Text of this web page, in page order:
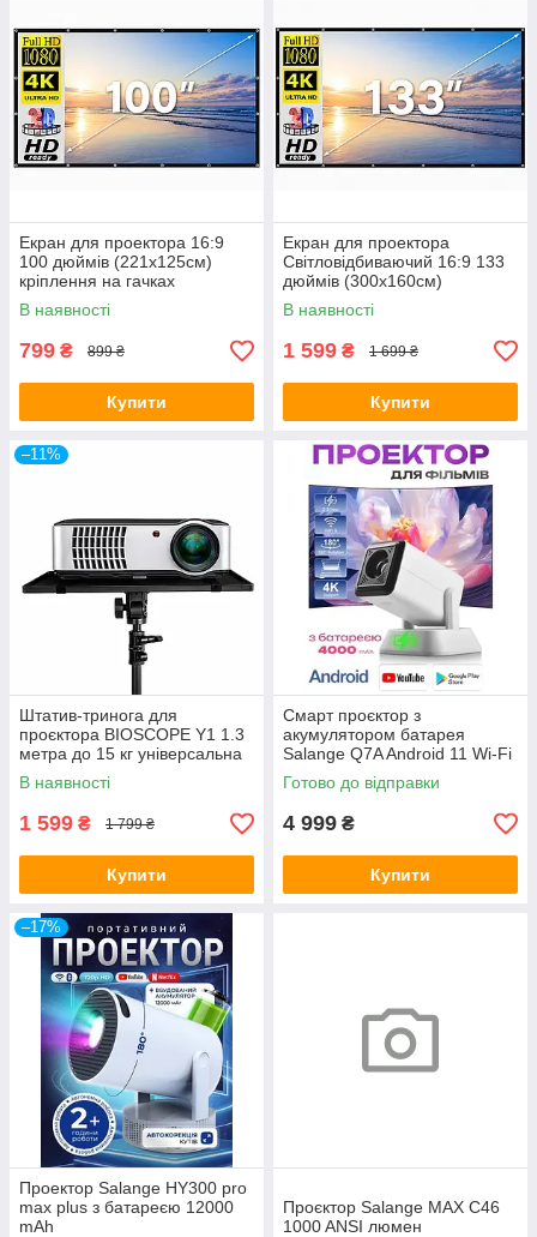
Екран для проектора 16:9
100 дюймів (221х125см)
кріплення на гачках
(щільность 120грм)
В наявності
799 ₴ 899 ₴
Купити
Екран для проектора
Світловідбиваючий 16:9 133
дюймів (300х160см)
кріплення на гачках
В наявності
1 599 ₴ 1 699 ₴
Купити
–11%
Штатив-тринога для
проєктора BIOSCOPE Y1 1.3
метра до 15 кг універсальна
підставка для обладнання
В наявності
1 599 ₴ 1 799 ₴
Купити
Смарт проєктор з
акумулятором батарея
Salange Q7A Android 11 Wi-Fi
Bluetooth 200 ANSI HD 720P
підтримка 4K
Готово до відправки
4 999 ₴
Купити
–17%
Проектор Salange HY300 pro
max plus з батареєю 12000
mAh
Проєктор Salange MAX C46
1000 ANSI люмен